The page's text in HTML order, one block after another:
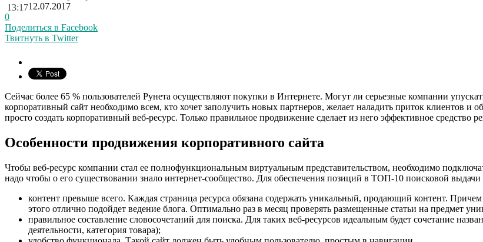
12.07.2017
13:17
0
Поделиться в Facebook
Твитнуть в Twitter
Сейчас более 65 % пользователей Рунета осуществляют покупки в Интернете. Могут ли серьезные компании
корпоративный сайт необходимо всем, кто хочет заполучить новых партнеров, желает наладить приток клиентов и
просто создать корпоративный веб-ресурс. Только правильное продвижение сделает из него эффективное средство
Особенности продвижения корпоративного сайта
Чтобы веб-ресурс компании стал ее полнофункциональным виртуальным представительством, необходимо
надо чтобы о его существовании знало интернет-сообщество. Для обеспечения позиций в ТОП-10 поисковой выдачи
контент превыше всего. Каждая страница ресурса обязана содержать уникальный, продающий контент.
этого отлично подойдет ведение блога. Оптимально раз в месяц проверять размещенные статьи на предмет
правильное составление словосочетаний для поиска. Для таких веб-ресурсов идеальным будет сочетание
деятельности, категория товара);